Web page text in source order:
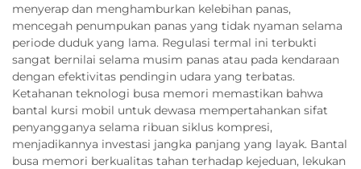
menyerap dan menghamburkan kelebihan panas,
mencegah penumpukan panas yang tidak nyaman selama
periode duduk yang lama. Regulasi termal ini terbukti
sangat bernilai selama musim panas atau pada kendaraan
dengan efektivitas pendingin udara yang terbatas.
Ketahanan teknologi busa memori memastikan bahwa
bantal kursi mobil untuk dewasa mempertahankan sifat
penyangganya selama ribuan siklus kompresi,
menjadikannya investasi jangka panjang yang layak. Bantal
busa memori berkualitas tahan terhadap kejeduan, lekukan